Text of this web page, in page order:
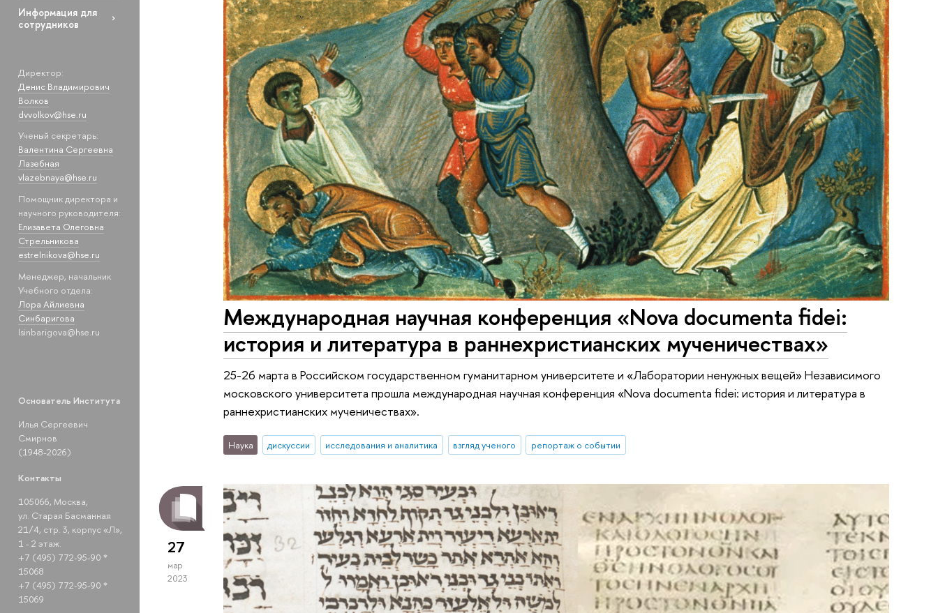
Информация для
сотрудников
Директор:
Денис Владимирович
Волков
dvvolkov@hse.ru
Ученый секретарь:
Валентина Сергеевна
Лазебная
vlazebnaya@hse.ru
Помощник директора и
научного руководителя:
Елизавета Олеговна
Стрельникова
estrelnikova@hse.ru
Менеджер, начальник
Учебного отдела:
Лора Айлиевна
Синбаригова
lsinbarigova@hse.ru
Основатель Института
Илья Сергеевич
Смирнов
(1948-2026)
Контакты
105066, Москва,
ул. Старая Басманная
21/4, стр. 3, корпус «Л»,
1 - 2 этаж.
+7 (495) 772-95-90 *
15068
+7 (495) 772-95-90 *
15069
Международная научная конференция «Nova documenta fidei:
история и литература в раннехристианских мученичествах»
25-26 марта в Российском государственном гуманитарном университете и «Лаборатории ненужных вещей» Независимого
московского университета прошла международная научная конференция «Nova documenta fidei: история и литература в
раннехристианских мученичествах».
Наука дискуссии исследования и аналитика взгляд ученого репортаж о событии
27
мар
2023